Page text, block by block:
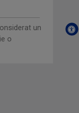
un
o